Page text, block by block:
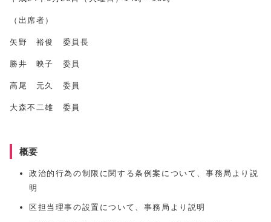
（出席者）
矢野 裕俊 委員長
勝井 映子 委員
高尾 元久 委員
大森不二雄 委員
概要
政治的行為の制限に関する条例案について、事務局より説
明
区担当理事の設置について、事務局より説明